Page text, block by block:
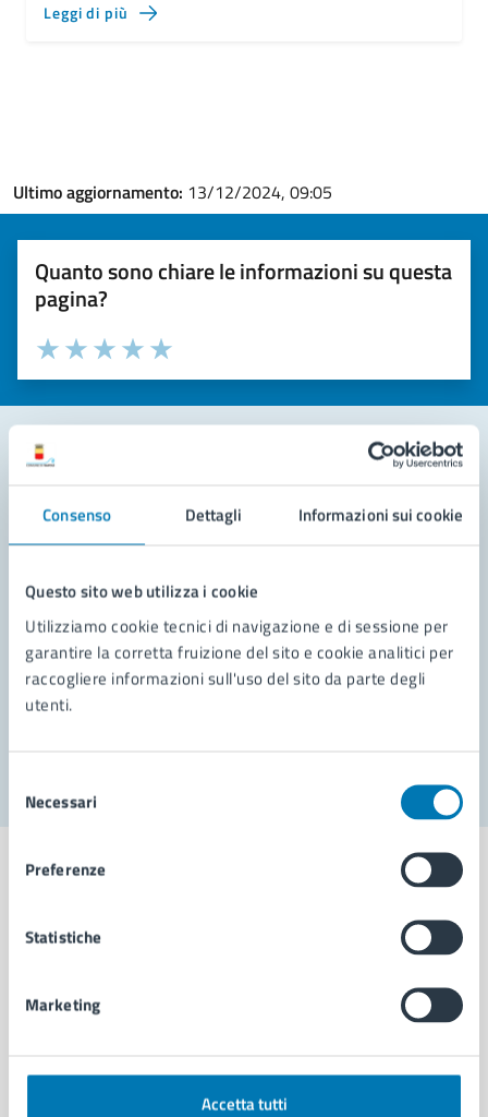
Consenso Dettagli Informazioni sui cookie
Questo sito web utilizza i cookie
Utilizziamo cookie tecnici di navigazione e di sessione per
garantire la corretta fruizione del sito e cookie analitici per
raccogliere informazioni sull'uso del sito da parte degli
utenti.
delNecessari
Preferenze
Statistiche
Marketing
Accetta tutti
Leggi di più
Ultimo aggiornamento: 13/12/2024, 09:05
Quanto sono chiare le informazioni su questa
pagina?
Valuta la chiarezza delle informazioni (da 1 a 5 stelle)
Seleziona il numero di stelle per valutare la chiarezza delle
Valuta 5 stelle su 5
Valuta 4 stelle su 5
Valuta 3 stelle su 5
Valuta 2 stelle su 5
Valuta 1 stelle su 5
Leggi le domande frequenti
Richiedi assistenza
Prenota appuntamento
Problemi in città
Comune di Napoli
AMMINISTRAZIONE
Organi di governo